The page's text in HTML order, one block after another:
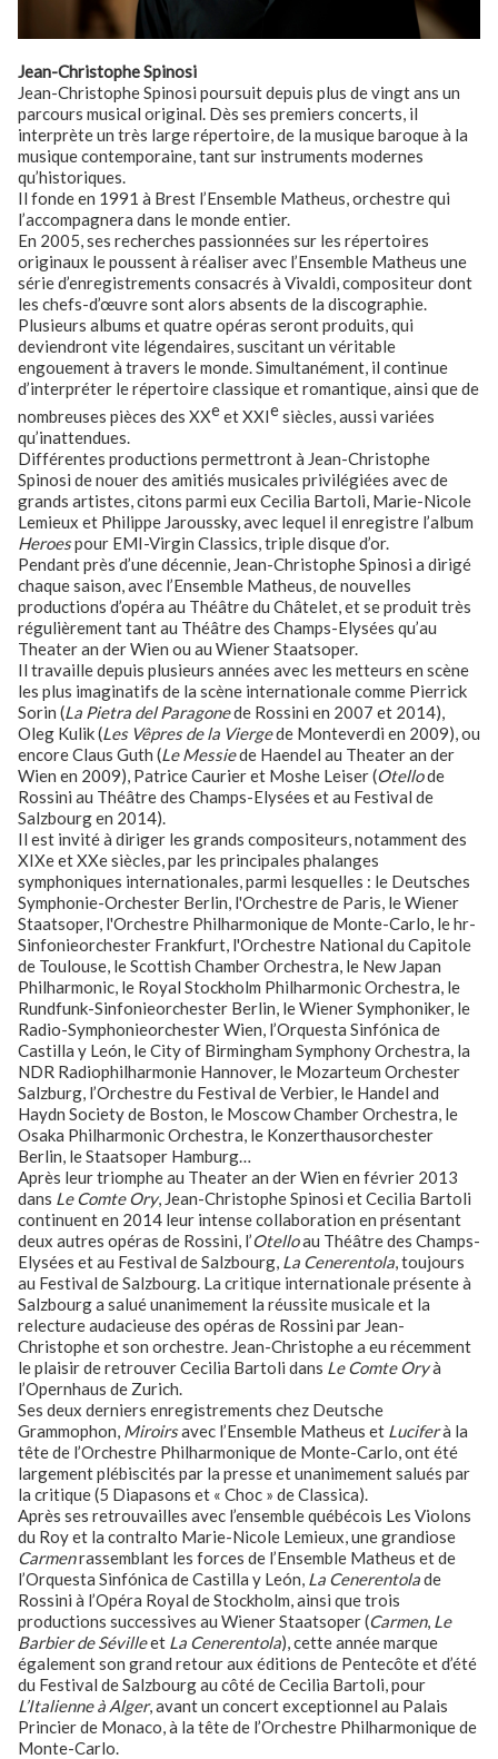
Jean-Christophe Spinosi
Jean-Christophe Spinosi poursuit depuis plus de vingt ans un
parcours musical original. Dès ses premiers concerts, il
interprète un très large répertoire, de la musique baroque à la
musique contemporaine, tant sur instruments modernes
qu’historiques.
Il fonde en 1991 à Brest l’Ensemble Matheus, orchestre qui
l’accompagnera dans le monde entier.
En 2005, ses recherches passionnées sur les répertoires
originaux le poussent à réaliser avec l’Ensemble Matheus une
série d’enregistrements consacrés à Vivaldi, compositeur dont
les chefs-d’œuvre sont alors absents de la discographie.
Plusieurs albums et quatre opéras seront produits, qui
deviendront vite légendaires, suscitant un véritable
engouement à travers le monde. Simultanément, il continue
d’interpréter le répertoire classique et romantique, ainsi que de
nombreuses pièces des XXeet XXIesiècles, aussi variées
qu’inattendues.
Différentes productions permettront à Jean-Christophe
Spinosi de nouer des amitiés musicales privilégiées avec de
grands artistes, citons parmi eux Cecilia Bartoli, Marie-Nicole
Lemieux et Philippe Jaroussky, avec lequel il enregistre l’album
Heroespour EMI-Virgin Classics, triple disque d’or.
Pendant près d’une décennie, Jean-Christophe Spinosi a dirigé
chaque saison, avec l’Ensemble Matheus, de nouvelles
productions d’opéra au Théâtre du Châtelet, et se produit très
régulièrement tant au Théâtre des Champs-Elysées qu’au
Theater an der Wien ou au Wiener Staatsoper.
Il travaille depuis plusieurs années avec les metteurs en scène
les plus imaginatifs de la scène internationale comme Pierrick
Sorin (La Pietra del Paragonede Rossini en 2007 et 2014),
Oleg Kulik (Les Vêpres de la Viergede Monteverdi en 2009), ou
encore Claus Guth (Le Messiede Haendel au Theater an der
Wien en 2009), Patrice Caurier et Moshe Leiser (Otellode
Rossini au Théâtre des Champs-Elysées et au Festival de
Salzbourg en 2014).
Il est invité à diriger les grands compositeurs, notamment des
XIXe et XXe siècles, par les principales phalanges
symphoniques internationales, parmi lesquelles : le Deutsches
Symphonie-Orchester Berlin, l'Orchestre de Paris, le Wiener
Staatsoper, l'Orchestre Philharmonique de Monte-Carlo, le hr-
Sinfonieorchester Frankfurt, l'Orchestre National du Capitole
de Toulouse, le Scottish Chamber Orchestra, le New Japan
Philharmonic, le Royal Stockholm Philharmonic Orchestra, le
Rundfunk-Sinfonieorchester Berlin, le Wiener Symphoniker, le
Radio-Symphonieorchester Wien, l’Orquesta Sinfónica de
Castilla y León, le City of Birmingham Symphony Orchestra, la
NDR Radiophilharmonie Hannover, le Mozarteum Orchester
Salzburg, l’Orchestre du Festival de Verbier, le Handel and
Haydn Society de Boston, le Moscow Chamber Orchestra, le
Osaka Philharmonic Orchestra, le Konzerthausorchester
Berlin, le Staatsoper Hamburg…
Après leur triomphe au Theater an der Wien en février 2013
dans Le Comte Ory, Jean-Christophe Spinosi et Cecilia Bartoli
continuent en 2014 leur intense collaboration en présentant
deux autres opéras de Rossini, l’Otelloau Théâtre des Champs-
Elysées et au Festival de Salzbourg, La Cenerentola, toujours
au Festival de Salzbourg. La critique internationale présente à
Salzbourg a salué unanimement la réussite musicale et la
relecture audacieuse des opéras de Rossini par Jean-
Christophe et son orchestre. Jean-Christophe a eu récemment
le plaisir de retrouver Cecilia Bartoli dans Le Comte Oryà
l’Opernhaus de Zurich.
Ses deux derniers enregistrements chez Deutsche
Grammophon, Miroirsavec l’Ensemble Matheus et Luciferà la
tête de l’Orchestre Philharmonique de Monte-Carlo, ont été
largement plébiscités par la presse et unanimement salués par
la critique (5 Diapasons et « Choc » de Classica).
Après ses retrouvailles avec l’ensemble québécois Les Violons
du Roy et la contralto Marie-Nicole Lemieux, une grandiose
Carmenrassemblant les forces de l’Ensemble Matheus et de
l’Orquesta Sinfónica de Castilla y León, La Cenerentolade
Rossini à l’Opéra Royal de Stockholm, ainsi que trois
productions successives au Wiener Staatsoper (Carmen, Le
Barbier de Sévilleet La Cenerentola), cette année marque
également son grand retour aux éditions de Pentecôte et d’été
du Festival de Salzbourg au côté de Cecilia Bartoli, pour
L’Italienne à Alger, avant un concert exceptionnel au Palais
Princier de Monaco, à la tête de l’Orchestre Philharmonique de
Monte-Carlo.